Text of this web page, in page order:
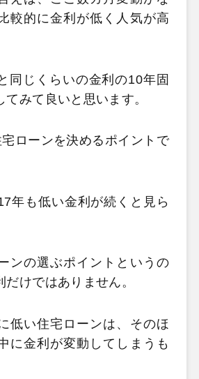
較的に金利が低く人気が高
同じくらいの金利の10年固
てみて良いと思います。
ローンを決めるポイントで
年も低い金利が続くと見ら
ンの選ぶポイントというの
けではありません。
低い住宅ローンは、そのほ
に金利が変動してしまうも